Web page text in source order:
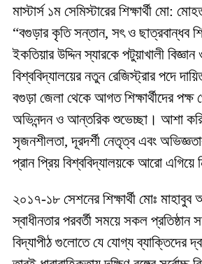
মাস্টার্স ১ম সেমিস্টারের শিক্ষার্থী মো:
“বগুড়ার কৃতি সন্তান, সৎ ও ছাত্রবান্ধব
ইকতিয়ার উদ্দিন স্যারকে পটুয়াখালী
বিশ্ববিদ্যালয়ের নতুন রেজিস্ট্রার পদে
বগুড়া জেলা থেকে আগত শিক্ষার্থীদের
অভিনন্দন ও আন্তরিক শুভেচ্ছা। আশা করি
সৃজনশীলতা, দূরদর্শী নেতৃত্ব এবং
প্রান প্রিয় বিশ্ববিদ্যালয়কে আরো এগিয়ে
২০১৭-১৮ সেশনের শিক্ষার্থী মোঃ
স্বাধীনতার পরবর্তী সময়ে সকল প্রতিষ্ঠান
বিদ্যাপীঠ গুলোতে যে যোগ্য ব্যাক্তিদের